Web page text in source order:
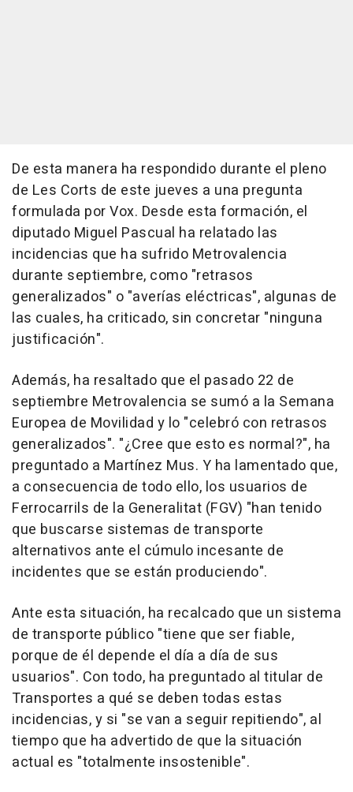
De esta manera ha respondido durante el pleno
de Les Corts de este jueves a una pregunta
formulada por Vox. Desde esta formación, el
diputado Miguel Pascual ha relatado las
incidencias que ha sufrido Metrovalencia
durante septiembre, como "retrasos
generalizados" o "averías eléctricas", algunas de
las cuales, ha criticado, sin concretar "ninguna
justificación".
Además, ha resaltado que el pasado 22 de
septiembre Metrovalencia se sumó a la Semana
Europea de Movilidad y lo "celebró con retrasos
generalizados". "¿Cree que esto es normal?", ha
preguntado a Martínez Mus. Y ha lamentado que,
a consecuencia de todo ello, los usuarios de
Ferrocarrils de la Generalitat (FGV) "han tenido
que buscarse sistemas de transporte
alternativos ante el cúmulo incesante de
incidentes que se están produciendo".
Ante esta situación, ha recalcado que un sistema
de transporte público "tiene que ser fiable,
porque de él depende el día a día de sus
usuarios". Con todo, ha preguntado al titular de
Transportes a qué se deben todas estas
incidencias, y si "se van a seguir repitiendo", al
tiempo que ha advertido de que la situación
actual es "totalmente insostenible".